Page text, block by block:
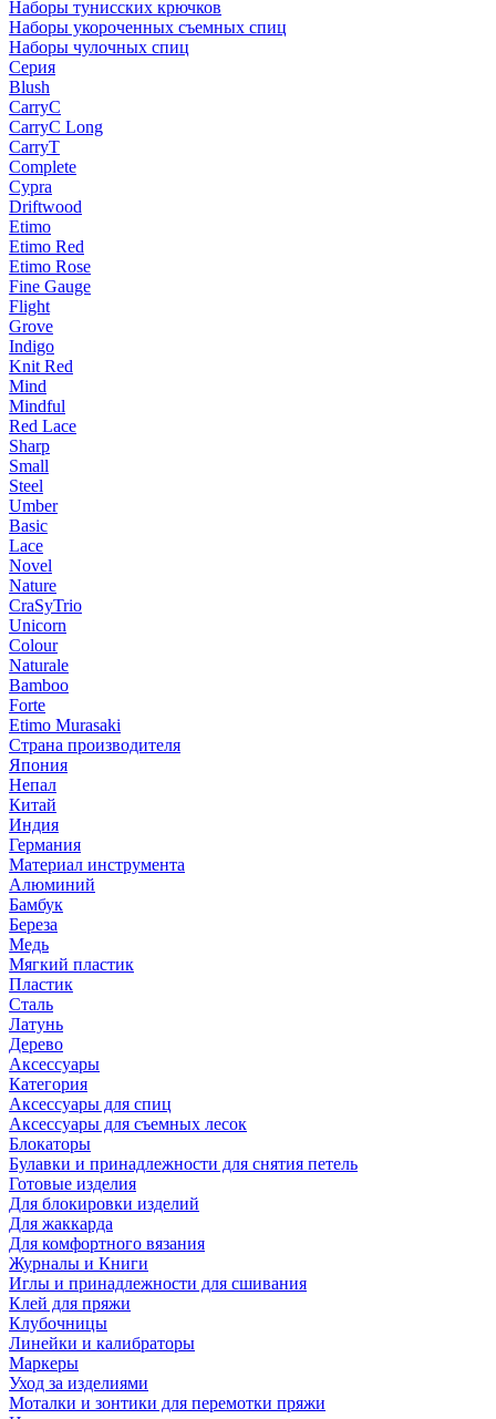
Наборы тунисских крючков
Наборы укороченных съемных спиц
Наборы чулочных спиц
Серия
Blush
CarryC
CarryC Long
CarryT
Complete
Cypra
Driftwood
Etimo
Etimo Red
Etimo Rose
Fine Gauge
Flight
Grove
Indigo
Knit Red
Mind
Mindful
Red Lace
Sharp
Small
Steel
Umber
Basic
Lace
Novel
Nature
CraSyTrio
Unicorn
Colour
Naturale
Bamboo
Forte
Etimo Murasaki
Страна производителя
Япония
Непал
Китай
Индия
Германия
Материал инструмента
Алюминий
Бамбук
Береза
Медь
Мягкий пластик
Пластик
Сталь
Латунь
Дерево
Аксессуары
Категория
Аксессуары для спиц
Аксессуары для съемных лесок
Блокаторы
Булавки и принадлежности для снятия петель
Готовые изделия
Для блокировки изделий
Для жаккарда
Для комфортного вязания
Журналы и Книги
Иглы и принадлежности для сшивания
Клей для пряжи
Клубочницы
Линейки и калибраторы
Маркеры
Уход за изделиями
Моталки и зонтики для перемотки пряжи